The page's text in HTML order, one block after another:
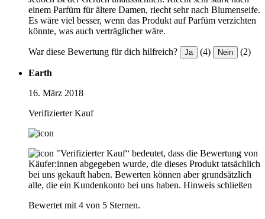
einem Parfüm für ältere Damen, riecht sehr nach Blumenseife.
Es wäre viel besser, wenn das Produkt auf Parfüm verzichten
könnte, was auch verträglicher wäre.
War diese Bewertung für dich hilfreich? Ja (4) Nein (2)
Earth
16. März 2018
Verifizierter Kauf
"Verifizierter Kauf“ bedeutet, dass die Bewertung von
Käufer:innen abgegeben wurde, die dieses Produkt tatsächlich
bei uns gekauft haben. Bewerten können aber grundsätzlich
alle, die ein Kundenkonto bei uns haben. Hinweis schließen
Bewertet mit 4 von 5 Sternen.